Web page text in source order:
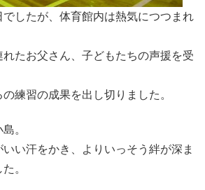
したが、体育館内は熱気につつまれ
たお父さん、子どもたちの声援を受
練習の成果を出し切りました。
。
い汗をかき、よりいっそう絆が深ま
。